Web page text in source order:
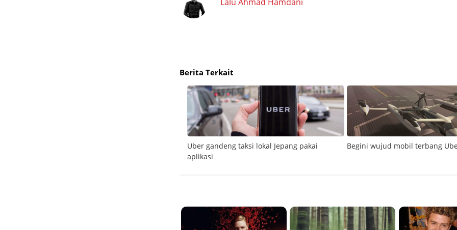
Lalu Ahmad Hamdani
Berita Terkait
Uber gandeng taksi lokal Jepang pakai
aplikasi
Begini wujud mobil terbang